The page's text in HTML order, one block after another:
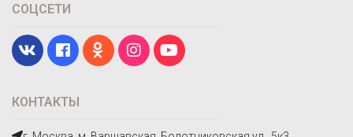
КОНТАКТЫ
СОЦСЕТИ